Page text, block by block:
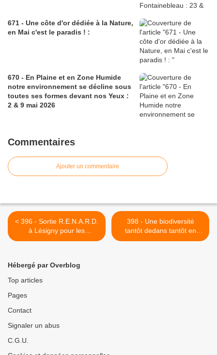
671 - Une côte d'or dédiée à la Nature,
en Mai c'est le paradis ! :
670 - En Plaine et en Zone Humide
notre environnement se décline sous
toutes ses formes devant nos Yeux :
2 & 9 mai 2026
Commentaires
Ajouter un commentaire
< 396 - Sortie R.E.N.A.R.D.
à Lésigny pour les
Odonates et Papillons :
398 - Une biodiversité
tantôt dedans tantôt en
dehors du parc : juin juillet
Hébergé par Overblog
Top articles
Pages
Contact
Signaler un abus
C.G.U.